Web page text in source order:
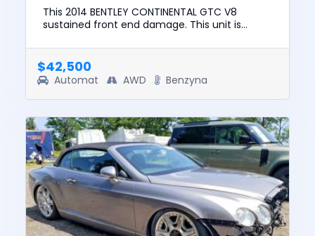
This 2014 BENTLEY CONTINENTAL GTC V8
sustained front end damage. This unit is
value of this vehicle was $73,...
$42,500
Automat AWD Benzyna